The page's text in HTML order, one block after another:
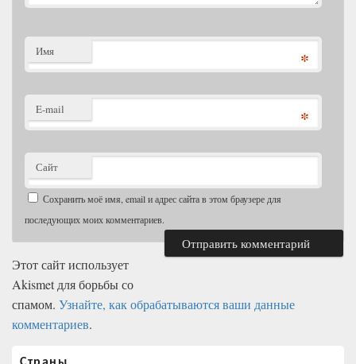
Имя *
E-mail *
Сайт
Сохранить моё имя, email и адрес сайта в этом браузере для
последующих моих комментариев.
Этот сайт использует
Akismet для борьбы со
спамом. Узнайте, как обрабатываются ваши данные
комментариев.